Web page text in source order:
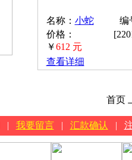
名称： 小蛇
编
价格：
￥612 元
查看详细
首页
| 我要留言 | 汇款确认 |